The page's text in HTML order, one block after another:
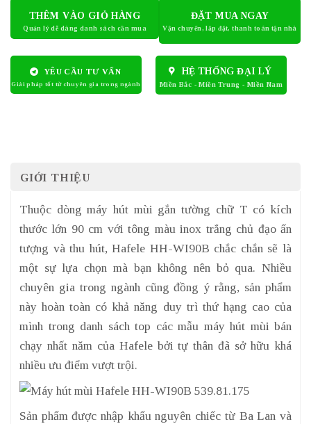
THÊM VÀO GIỎ HÀNG ĐẶT MUA NGAY
YÊU CẦU TƯ VẤN HỆ THỐNG ĐẠI LÝ
GIỚI THIỆU
Thuộc dòng máy hút mùi gắn tường chữ T có kích
thước lớn 90 cm với tông màu inox trắng chủ đạo ấn
tượng và thu hút, Hafele HH-WI90B chắc chắn sẽ là
một sự lựa chọn mà bạn không nên bỏ qua. Nhiều
chuyên gia trong ngành cũng đồng ý rằng, sản phẩm
này hoàn toàn có khả năng duy trì thứ hạng cao của
mình trong danh sách top các mẫu máy hút mùi bán
chạy nhất năm của Hafele bởi tự thân đã sở hữu khá
nhiều ưu điểm vượt trội.
Sản phẩm được nhập khẩu nguyên chiếc từ Ba Lan và